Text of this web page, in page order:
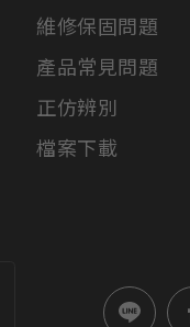
維修保固問題
產品常見問題
正仿辨別
檔案下載